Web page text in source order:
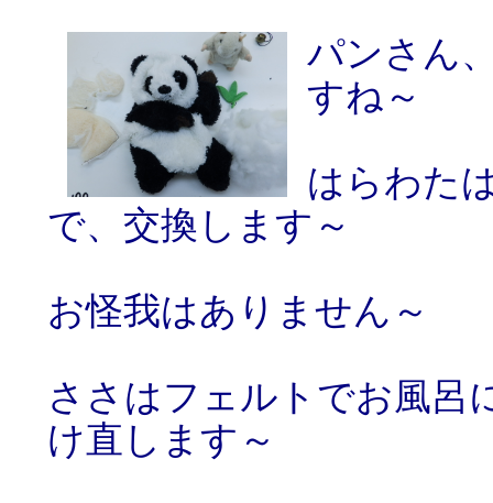
パンさん
すね～
はらわた
で、交換します～
お怪我はありません～
ささはフェルトでお風呂
け直します～